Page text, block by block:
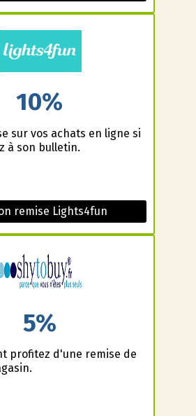
10%
sur vos achats en ligne si
à son bulletin.
remise Lights4fun
5%
profitez d'une remise de